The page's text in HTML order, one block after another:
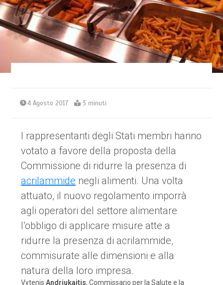
4 Agosto 2017 3 minuti
I rappresentanti degli Stati membri hanno
votato a favore della proposta della
Commissione di ridurre la presenza di
acrilammide negli alimenti. Una volta
attuato, il nuovo regolamento imporrà
agli operatori del settore alimentare
l’obbligo di applicare misure atte a
ridurre la presenza di acrilammide,
commisurate alle dimensioni e alla
natura della loro impresa.
VytenisAndriukaitis, Commissario per la Salute e la